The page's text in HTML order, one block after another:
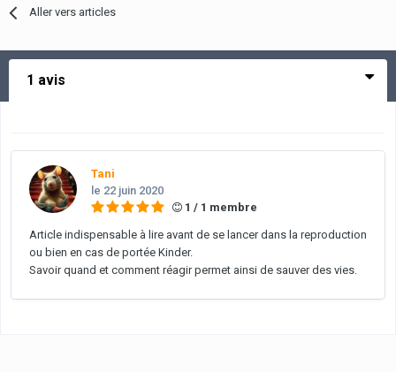
Aller vers articles
1 avis
Tani
le 22 juin 2020
1 / 1 membre
Article indispensable à lire avant de se lancer dans la reproduction
ou bien en cas de portée Kinder.
Savoir quand et comment réagir permet ainsi de sauver des vies.